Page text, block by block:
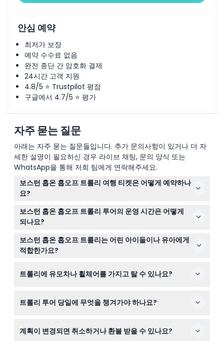
안심 예약
최저가 보장
예약 수수료 없음
완전 종단 간 암호화 결제
24시간 고객 지원
4.8/5 ⭐ Trustpilot 평점
구글에서 4.7/5 ⭐ 평가
자주 묻는 질문
아래는 자주 묻는 질문들입니다. 추가 문의사항이 있거나 더 자
세한 설명이 필요하신 경우 라이브 채팅, 문의 양식 또는
WhatsApp을 통해 저희 팀에게 연락해주세요.
보스턴 홉온 홉오프 트롤리 여행 티켓은 어떻게 예약하나
요?
이 웹사이트에서 편리하고 안전하게 온라인으로 쉽게 티켓
을 예약할 수 있습니다. 원하는 날짜를 선택하고 구매를 확
인하기만 하면 시작할 수 있습니다.
보스턴 홉온 홉오프 트롤리 투어의 운영 시간은 어떻게
되나요?
트롤리는 4월부터 10월까지 매일 오전 9시부터 오후 5시까
지 운행하며, 11월부터 3월까지는 오전 9시부터 오후 4시까
지 운행합니다. 트롤리는 보통 15~30분 간격으로 출발합니
보스턴 홉온 홉오프 트롤리는 어린 아이들이나 유아에게
적합한가요?
수에 포함시키는 것을 잊지 마세요. 13세 이상 어린이는 성
트롤리에 유모차나 휠체어를 가지고 탈 수 있나요?
다. 이동 보조가 필요하신 경우, 이동 장치를 동반할 수 없으
트롤리 투어 당일에 무엇을 챙겨가야 하나요?
요. 하루 종일 트롤리를 타고 내리므로 간단한 간식과 물이
계획이 변경되면 취소하거나 환불 받을 수 있나요?